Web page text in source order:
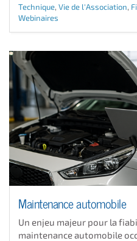
Technique, Vie de l'Association,
Webinaires
Maintenance automobile
Un enjeu majeur pour la
maintenance automobile